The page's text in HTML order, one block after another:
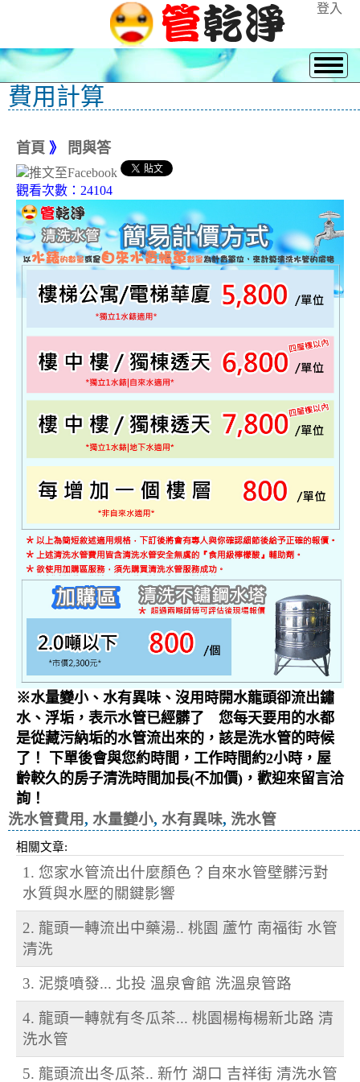
登入
費用計算
首頁 》 問與答
觀看次數：24104
※水量變小、水有異味、沒用時開水龍頭卻流出鏽
水、浮垢，表示水管已經髒了 您每天要用的水都
是從藏污納垢的水管流出來的，該是洗水管的時候
了！ 下單後會與您約時間，工作時間約2小時，屋
齡較久的房子清洗時間加長(不加價)，歡迎來留言洽
詢！
洗水管費用, 水量變小, 水有異味, 洗水管
相關文章:
1. 您家水管流出什麼顏色？自來水管壁髒污對
水質與水壓的關鍵影響
2. 龍頭一轉流出中藥湯.. 桃園 蘆竹 南福街 水管
清洗
3. 泥漿噴發... 北投 溫泉會館 洗溫泉管路
4. 龍頭一轉就有冬瓜茶... 桃園楊梅楊新北路 清
洗水管
5. 龍頭流出冬瓜茶.. 新竹 湖口 吉祥街 清洗水管